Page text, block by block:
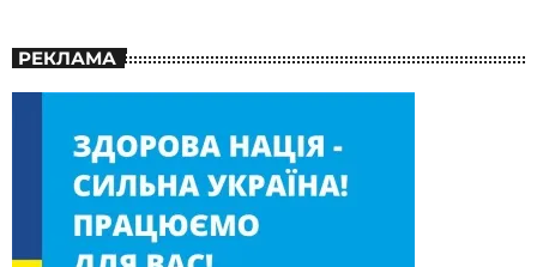
РЕКЛАМА